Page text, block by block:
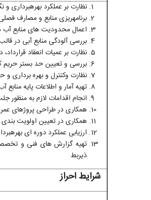
نظارت بر عملکرد بهره­برداری
برنامه­ریزی منابع و مصارف
اعمال محدودیت های منابع آب
بررسی آلودگی منابع آبی در
نظارت بر عمیات انعقاد
بررسی و تعیین حد بستر حریم
نظارت وکنترل و بهره برداری و
تهیه آمار و اطلاعات پایه
انجام اقدامات لازم به منظور
همکاری در طراحی پروژ­های
همکاری در تعیین اولویت بندی
ارزیابی عملکرد دوره ای
تهیه گزارش های فنی و
ذیربط
شرایط احراز